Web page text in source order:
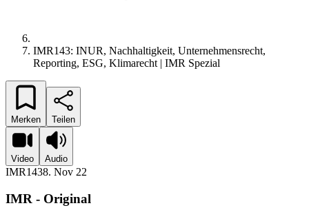
IMR143: INUR, Nachhaltigkeit, Unternehmensrecht,
Reporting, ESG, Klimarecht | IMR Spezial
Merken Teilen
Video Audio
IMR1438. Nov 22
IMR - Original